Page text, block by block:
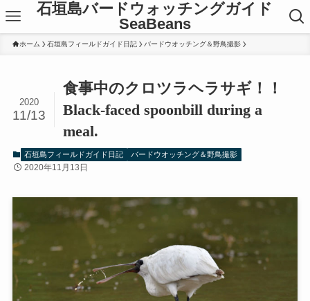
石垣島バードウォッチングガイド
SeaBeans
ホーム 石垣島フィールドガイド日記 バードウオッチング＆野鳥撮影
食事中のクロツラヘラサギ！！
Black-faced spoonbill during a
meal.
2020
11/13
石垣島フィールドガイド日記 バードウオッチング＆野鳥撮影
2020年11月13日